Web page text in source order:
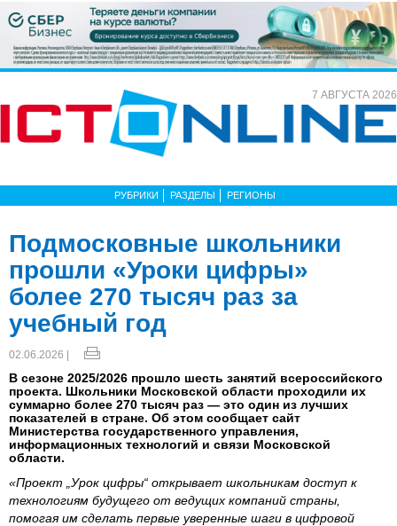
7 АВГУСТА 2026
РУБРИКИ РАЗДЕЛЫ РЕГИОНЫ
Подмосковные школьники
прошли «Уроки цифры»
более 270 тысяч раз за
учебный год
02.06.2026 |
В сезоне 2025/2026 прошло шесть занятий всероссийского
проекта. Школьники Московской области проходили их
суммарно более 270 тысяч раз — это один из лучших
показателей в стране. Об этом сообщает сайт
Министерства государственного управления,
информационных технологий и связи Московской
области.
«Проект „Урок цифры“ открывает школьникам доступ к
технологиям будущего от ведущих компаний страны,
помогая им сделать первые уверенные шаги в цифровой